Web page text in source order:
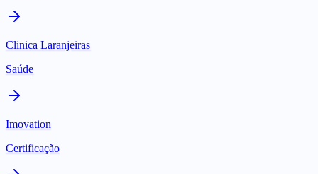
Clinica Laranjeiras
Saúde
Imovation
Certificação